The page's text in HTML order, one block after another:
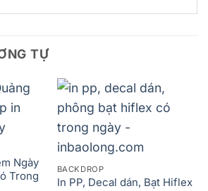
TỰ
Ngày
Trong
BACKDROP
In PP, Decal dán, Bạt Hiflex